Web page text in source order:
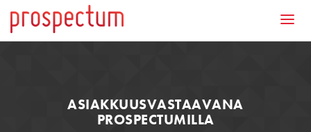
ASIAKKUUSVASTAAVANA
PROSPECTUMILLA